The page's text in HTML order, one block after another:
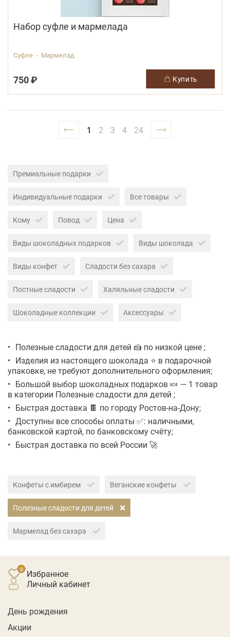
Набор суфле и мармелада
Суфле - Мармелад
750 ₽ купить
1 2 3 4 24
Премиальные подарки
Индивидуальные подарки Все товары
Кому Повод Цена
Виды шоколадных подарков Виды шоколада
Виды конфет Сладости без сахара
Постные сладости Халяльные сладости
Шоколадные коллекции Аксессуары
Полезные сладости для детей 🍰 по низкой цене ;
Изделия из настоящего шоколада ⭐ в подарочной
упаковке, не требуют дополнительного оформления;
Большой выбор шоколадных подарков 🍬 — 1 товар
в категории Полезные сладости для детей ;
Быстрая доставка 🍫 по городу Ростов-на-Дону;
Доступны все способы оплаты ✅: наличными,
банковской картой, по банковскому счёту;
Быстрая доставка по всей России 🚀
Конфеты с имбирем Веганские конфеты
Полезные сладости для детей
Мармелад без сахара
Избранное
личный кабинет
День рождения
Акции